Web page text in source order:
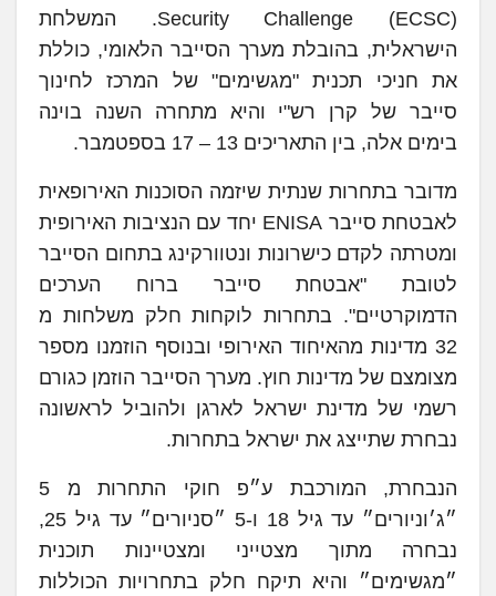
Security Challenge (ECSC). המשלחת
הישראלית, בהובלת מערך הסייבר הלאומי, כוללת
את חניכי תכנית "מגשימים" של המרכז לחינוך
סייבר של קרן רש"י והיא מתחרה השנה בוינה
בימים אלה, בין התאריכים 13 – 17 בספטמבר.
מדובר בתחרות שנתית שיזמה הסוכנות האירופאית
לאבטחת סייבר ENISA יחד עם הנציבות האירופית
ומטרתה לקדם כישרונות ונטוורקינג בתחום הסייבר
לטובת "אבטחת סייבר ברוח הערכים
הדמוקרטיים". בתחרות לוקחות חלק משלחות מ
32 מדינות מהאיחוד האירופי ובנוסף הוזמנו מספר
מצומצם של מדינות חוץ. מערך הסייבר הוזמן כגורם
רשמי של מדינת ישראל לארגן ולהוביל לראשונה
נבחרת שתייצג את ישראל בתחרות.
הנבחרת, המורכבת ע״פ חוקי התחרות מ 5
״ג׳וניורים״ עד גיל 18 ו-5 ״סניורים״ עד גיל 25,
נבחרה מתוך מצטייני ומצטיינות תוכנית
״מגשימים״ והיא תיקח חלק בתחרויות הכוללות